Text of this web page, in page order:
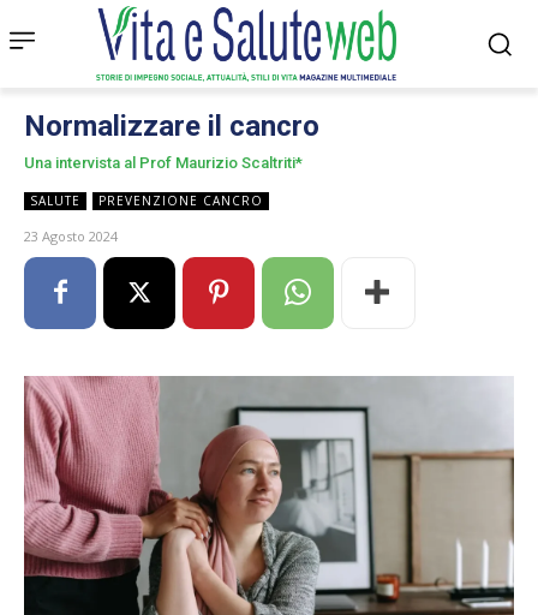
Normalizzare il cancro
Una intervista al Prof Maurizio Scaltriti*
SALUTE PREVENZIONE CANCRO
23 Agosto 2024